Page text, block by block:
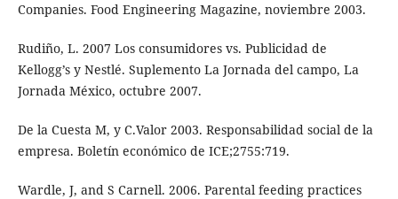
Companies. Food Engineering Magazine, noviembre 2003.
Rudiño, L. 2007 Los consumidores vs. Publicidad de
Kellogg’s y Nestlé. Suplemento La Jornada del campo, La
Jornada México, octubre 2007.
De la Cuesta M, y C.Valor 2003. Responsabilidad social de la
empresa. Boletín económico de ICE;2755:719.
Wardle, J, and S Carnell. 2006. Parental feeding practices